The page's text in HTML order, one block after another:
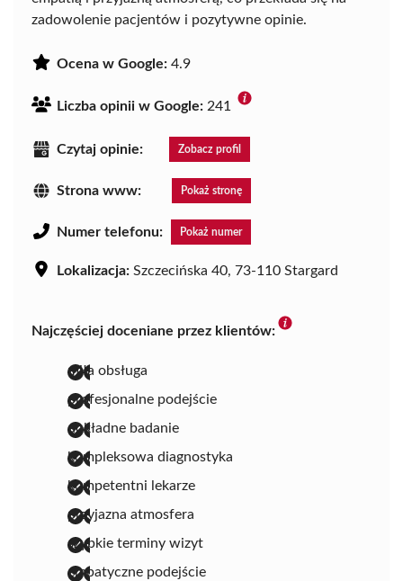
zadowolenie pacjentów i pozytywne opinie.
Ocena w Google: 4.9
Liczba opinii w Google: 241
Czytaj opinie: Zobacz profil
Strona www: Pokaż stronę
Numer telefonu: Pokaż numer
Lokalizacja: Szczecińska 40, 73-110 Stargard
Najczęściej doceniane przez klientów:
miła obsługa
profesjonalne podejście
dokładne badanie
kompleksowa diagnostyka
kompetentni lekarze
przyjazna atmosfera
szybkie terminy wizyt
empatyczne podejście